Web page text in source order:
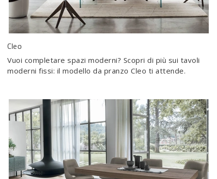
Cleo
Vuoi completare spazi moderni? Scopri di più sui tavoli
moderni fissi: il modello da pranzo Cleo ti attende.